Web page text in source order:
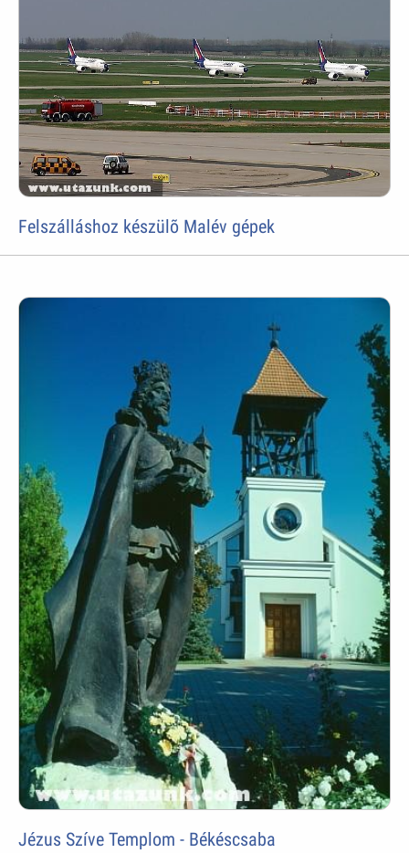
Felszálláshoz készülõ Malév gépek
Jézus Szíve Templom - Békéscsaba